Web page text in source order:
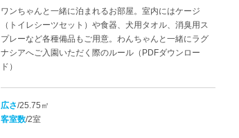
ワンちゃんと一緒に泊まれるお部屋。室内にはケージ
（トイレシーツセット）や食器、犬用タオル、消臭用ス
プレーなど各種備品もご用意。 わんちゃんと一緒にラグ
ナシアへご入園いただく際のルール（PDFダウンロー
ド）
広さ/25.75㎡
客室数/2室